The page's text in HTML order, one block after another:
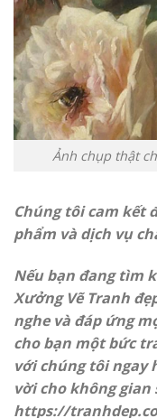
Ảnh chụp thật
Chúng tôi cam kết
phẩm và dịch vụ
Nếu bạn đang tìm
Xưởng Vẽ Tranh
nghe và đáp ứng
cho bạn một bức
với chúng tôi ngay
vời cho không gian
https://